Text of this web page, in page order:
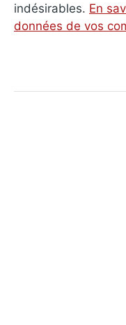
indésirables. En
données de vos